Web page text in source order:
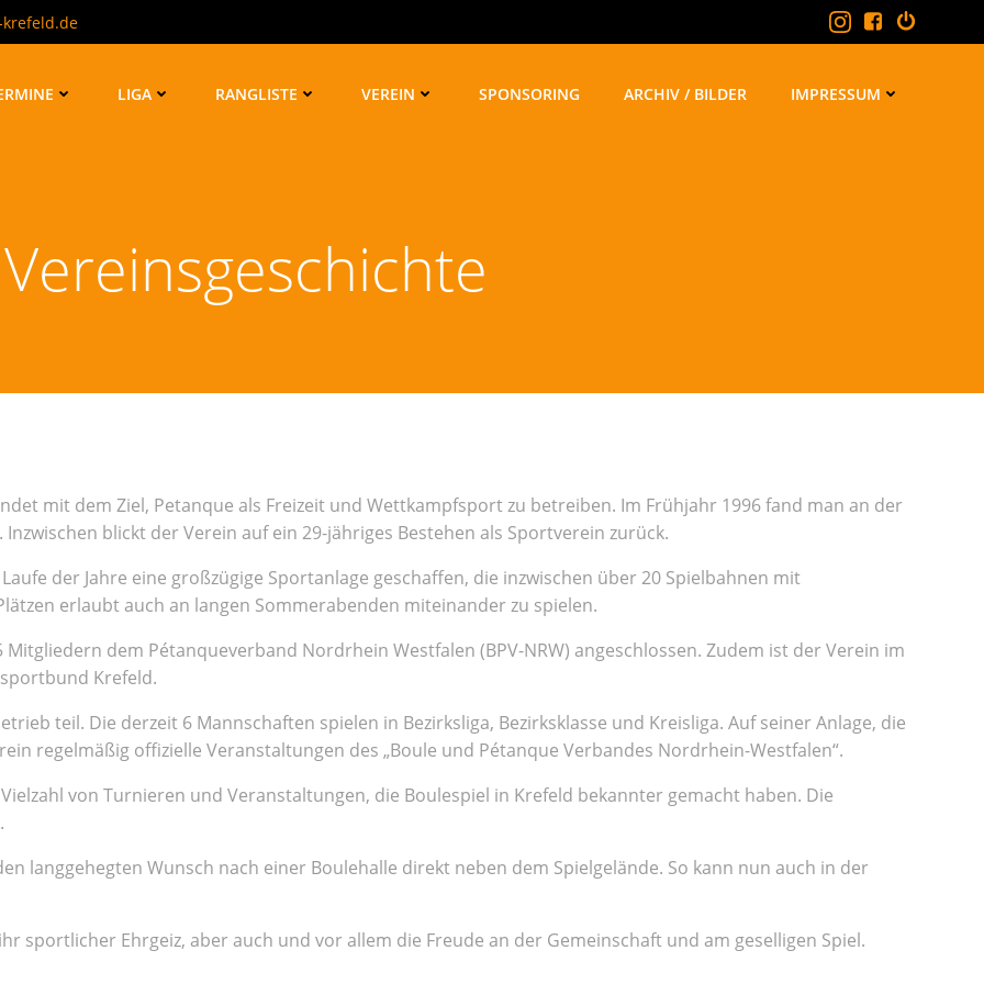
LIGA RANGLISTE VEREIN SPONSORING ARCHIV / BILDER IMPRESSUM
Vereinsgeschichte
mit dem Ziel, Petanque als Freizeit und Wettkampfsport zu betreiben. Im Frühjahr 1996 fand man an der
blickt der Verein auf ein 29-jähriges Bestehen als Sportverein zurück.
der Jahre eine großzügige Sportanlage geschaffen, die inzwischen über 20 Spielbahnen mit
erlaubt auch an langen Sommerabenden miteinander zu spielen.
Mitgliedern dem Pétanqueverband Nordrhein Westfalen (BPV-NRW) angeschlossen. Zudem ist der Verein im
Krefeld.
teil. Die derzeit 6 Mannschaften spielen in Bezirksliga, Bezirksklasse und Kreisliga. Auf seiner Anlage, die
regelmäßig offizielle Veranstaltungen des „Boule und Pétanque Verbandes Nordrhein-Westfalen“.
von Turnieren und Veranstaltungen, die Boulespiel in Krefeld bekannter gemacht haben. Die
langgehegten Wunsch nach einer Boulehalle direkt neben dem Spielgelände. So kann nun auch in der
sportlicher Ehrgeiz, aber auch und vor allem die Freude an der Gemeinschaft und am geselligen Spiel.